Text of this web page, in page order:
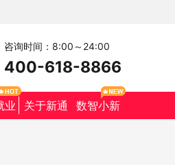
咨询时间：8:00～24:00
400-618-8866
业 关于新通 数智小新